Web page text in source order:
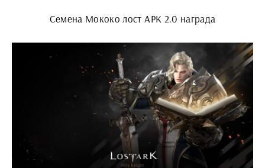
Семена Мококо лост АРК 2.0 награда